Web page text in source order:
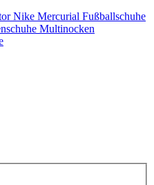
Nike Mercurial Fußballschuhe
Multinocken